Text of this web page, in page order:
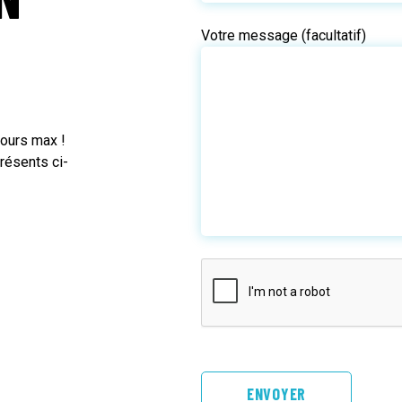
max !
ci-
Votre message (facultatif)
ENVOYER